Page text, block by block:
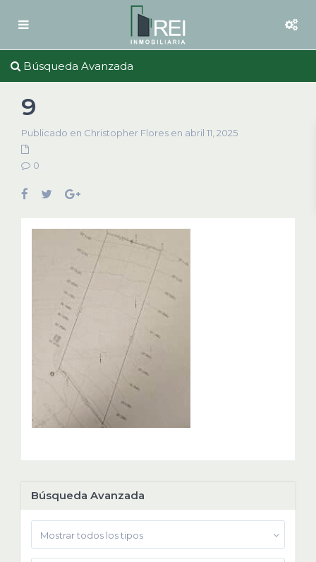
Búsqueda Avanzada
9
Publicado en Christopher Flores en abril 11, 2025
0
Búsqueda Avanzada
Mostrar todos los tipos